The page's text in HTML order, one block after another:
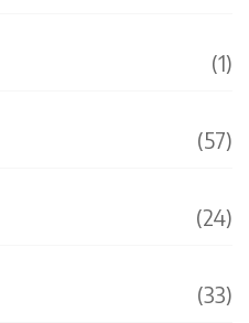
(1)
(57)
(24)
(33)